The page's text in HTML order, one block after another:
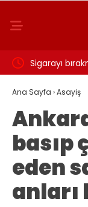
Sigarayı
Beyin sağlığı
Ana Sayfa ›Asayiş
basıp
eden
anları